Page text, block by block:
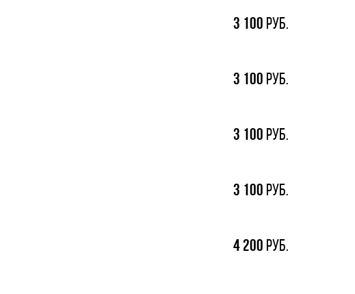
3 100 руб.
3 100 руб.
3 100 руб.
3 100 руб.
4200 руб.